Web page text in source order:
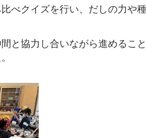
べクイズを行い、だしの力や
と協力し合いながら進めるこ